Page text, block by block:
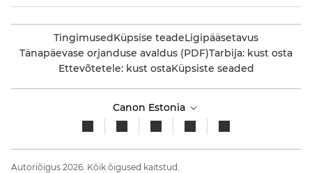
TingimusedKüpsise teadeLigipääsetavus
Tänapäevase orjanduse avaldus (PDF)Tarbija: kust osta
Ettevõtetele: kust ostaKüpsiste seaded
Canon Estonia
Autoriõigus 2026. Kõik õigused kaitstud.